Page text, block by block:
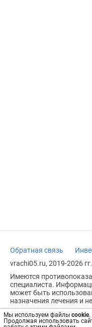
Мы используем файлы cookie.
Продолжая использовать
Обратная связь
vrachi05.ru, 2019-2026 гг.
Имеются
специалиста.
может быть
назначения лечения и
Возрастное